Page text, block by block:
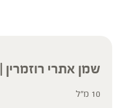
שמן אתרי רוזמרין | Rosemary
10 מ"ל